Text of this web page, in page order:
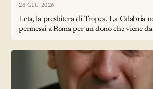
28 GIU 2026
Leta, la presbitera di Tropea. La Calabria
permessi a Roma per un dono che viene